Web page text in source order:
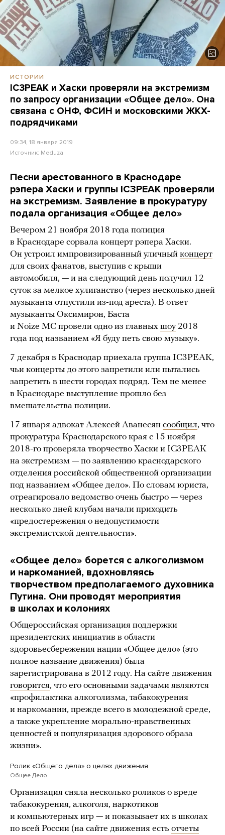
ИСТОРИИ
IC3PEAK и Хаски проверяли на экстремизм
по запросу организации «Общее дело». Она
связана с ОНФ, ФСИН и московскими ЖКХ-
подрядчиками
09:34, 18 января 2019
Источник: Meduza
Песни арестованного в Краснодаре
рэпера Хаски и группы IC3PEAK проверяли
на экстремизм. Заявление в прокуратуру
подала организация «Общее дело»
Вечером 21 ноября 2018 года полиция
в Краснодаре сорвала концерт рэпера Хаски.
Он устроил импровизированный уличный концерт
для своих фанатов, выступив с крыши
автомобиля, — и на следующий день получил 12
суток за мелкое хулиганство (через несколько дней
музыканта отпустили из-под ареста). В ответ
музыканты Оксимирон, Баста
и Noize MC провели одно из главных шоу2018
года под названием «Я буду петь свою музыку».
7 декабря в Краснодар приехала группа IC3PEAK,
чьи концерты до этого запретили или пытались
запретить в шести городах подряд. Тем не менее
в Краснодаре выступление прошло без
вмешательства полиции.
17 января адвокат Алексей Аванесян сообщил, что
прокуратура Краснодарского края с 15 ноября
2018-го проверяла творчество Хаски и IC3PEAK
на экстремизм — по заявлению краснодарского
отделения российской общественной организации
под названием «Общее дело». По словам юриста,
отреагировало ведомство очень быстро — через
несколько дней клубам начали приходить
«предостережения о недопустимости
экстремистской деятельности».
«Общее дело» борется с алкоголизмом
и наркоманией, вдохновляясь
творчеством предполагаемого духовника
Путина. Они проводят мероприятия
в школах и колониях
Общероссийская организация поддержки
президентских инициатив в области
здоровьесбережения нации «Общее дело» (это
полное название движения) была
зарегистрирована в 2012 году. На сайте движения
говорится, что его основными задачами являются
«профилактика алкоголизма, табакокурения
и наркомании, прежде всего в молодежной среде,
а также укрепление морально-нравственных
ценностей и популяризация здорового образа
жизни».
Ролик «Общего дела» о целях движения
Общее Дело
Организация сняла несколько роликов о вреде
табакокурения, алкоголя, наркотиков
и компьютерных игр — и показывает их в школах
по всей России (на сайте движения есть отчеты